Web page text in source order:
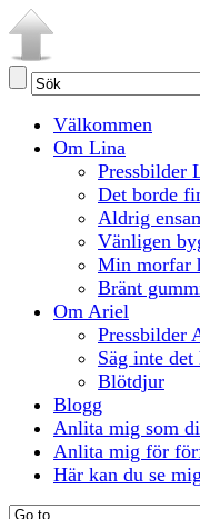
Välkommen
Om Lina
Pressbilder
Det borde
Aldrig
Vänligen
Min morfar
Bränt
Om Ariel
Pressbilder
Säg inte
Blötdjur
Blogg
Anlita mig som
Anlita mig för
Här kan du se